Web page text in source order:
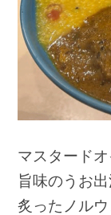
マスタード
旨味のうお
炙ったノルウ